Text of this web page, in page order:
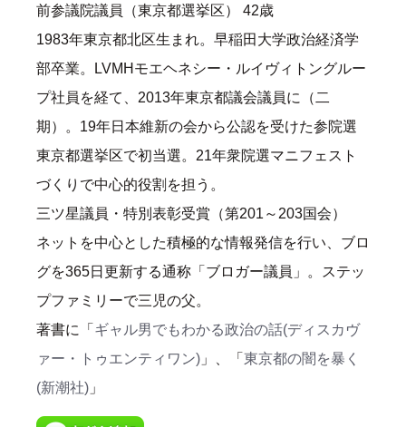
前参議院議員（東京都選挙区） 42歳
1983年東京都北区生まれ。早稲田大学政治経済学
部卒業。LVMHモエヘネシー・ルイヴィトングルー
プ社員を経て、2013年東京都議会議員に（二
期）。19年日本維新の会から公認を受けた参院選
東京都選挙区で初当選。21年衆院選マニフェスト
づくりで中心的役割を担う。
三ツ星議員・特別表彰受賞（第201～203国会）
ネットを中心とした積極的な情報発信を行い、ブロ
グを365日更新する通称「ブロガー議員」。ステッ
プファミリーで三児の父。
著書に「 ギャル男でもわかる政治の話(ディスカヴ
ァー・トゥエンティワン) 」、「 東京都の闇を暴く
(新潮社) 」